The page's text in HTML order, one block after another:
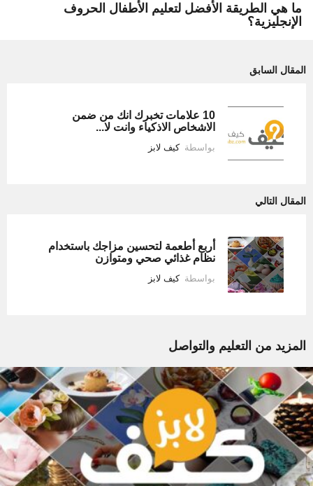
ما هي الطريقة الأفضل لتعليم الأطفال الحروف
الإنجليزية؟
المقال السابق
10 علامات تخبرك انك من ضمن
الاشخاص الاذكياء وانت لا...
بواسطة كيف لابز
المقال التالي
أربع أطعمة لتحسين مزاجك باستخدام
نظام غذائي صحي ومتوازن
بواسطة كيف لابز
المزيد من التعليم والتواصل